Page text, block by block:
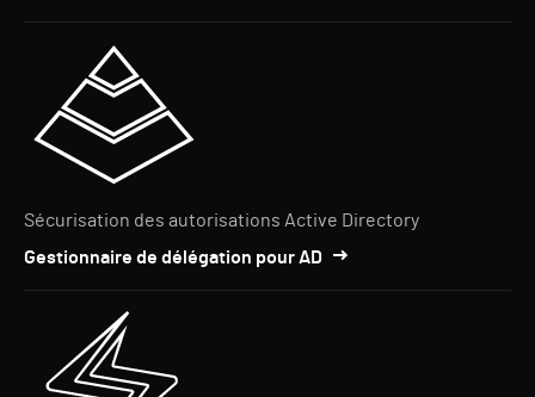
Sécurisation des autorisations Active Directory
Gestionnaire de délégation pour AD